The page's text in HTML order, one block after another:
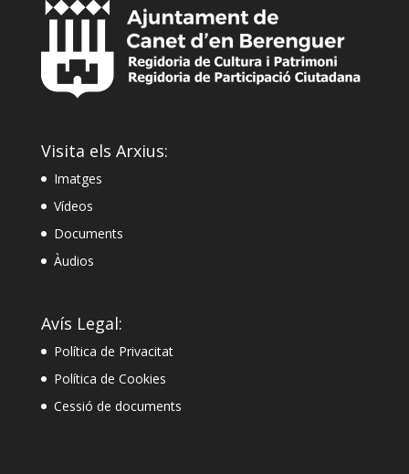
Visita els Arxius:
Imatges
Vídeos
Documents
Àudios
Avís Legal:
Política de Privacitat
Política de Cookies
Cessió de documents